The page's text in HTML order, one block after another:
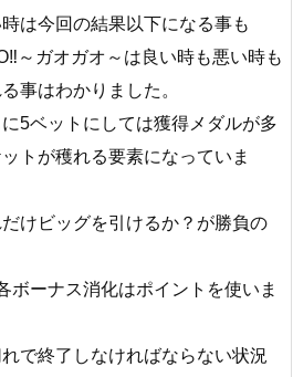
は今回の結果以下になる事も
～ガオガオ～は良い時も悪い時も
事はわかりました。
5ベットにしては獲得メダルが多
トが穫れる要素になっていま
けビッグを引けるか？が勝負の
ボーナス消化はポイントを使いま
で終了しなければならない状況